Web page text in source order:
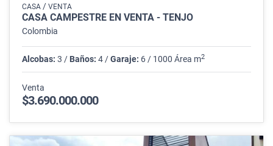
CASA / VENTA
CASA CAMPESTRE EN VENTA - TENJO
Colombia
Alcobas: 3 / Baños: 4 /Garaje: 6 / 1000 Área m2
Venta
$3.690.000.000